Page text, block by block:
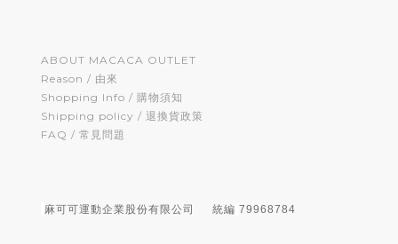
ABOUT MACACA OUTLET
Reason / 由來
Shopping Info / 購物須知
Shipping policy / 退換貨政策
FAQ / 常見問題
麻可可運動企業股份有限公司 統編 79968784